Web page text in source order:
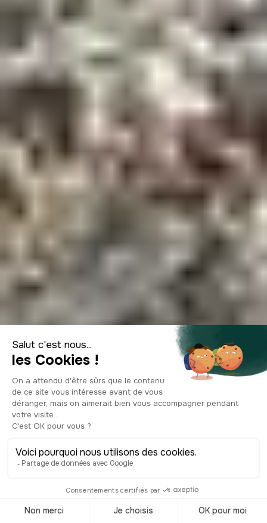
Visiter Sortelha, le
célèbre village
médiéval portugais